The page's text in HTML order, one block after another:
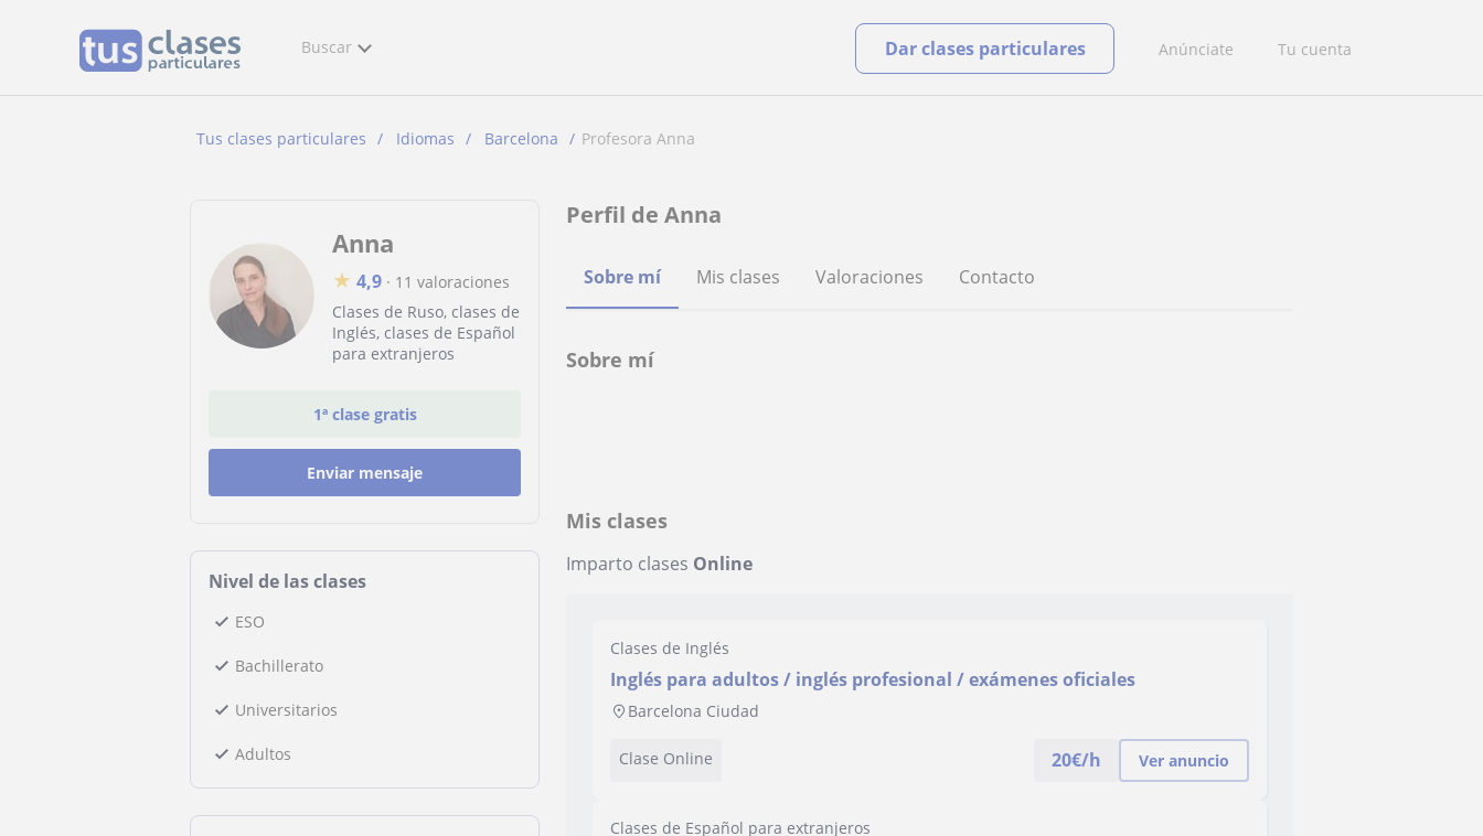
Buscar Anúnciate Tu cuenta
Dar clases particulares
Tus clases particulares Idiomas Barcelona Profesora Anna
Anna
★ 4,9 · 11 valoraciones
Clases de Ruso, clases de
Inglés, clases de Español
para extranjeros
1ª clase gratis
Enviar mensaje
Nivel de las clases
ESO
Bachillerato
Universitarios
Adultos
Perfil de Anna
Sobre mí Mis clases Valoraciones Contacto
Sobre mí
Mis clases
Imparto clases Online
Clases de Inglés
Inglés para adultos / inglés profesional / exámenes oficiales
Barcelona Ciudad
Clase Online 20€/h Ver anuncio
Clases de Español para extranjeros